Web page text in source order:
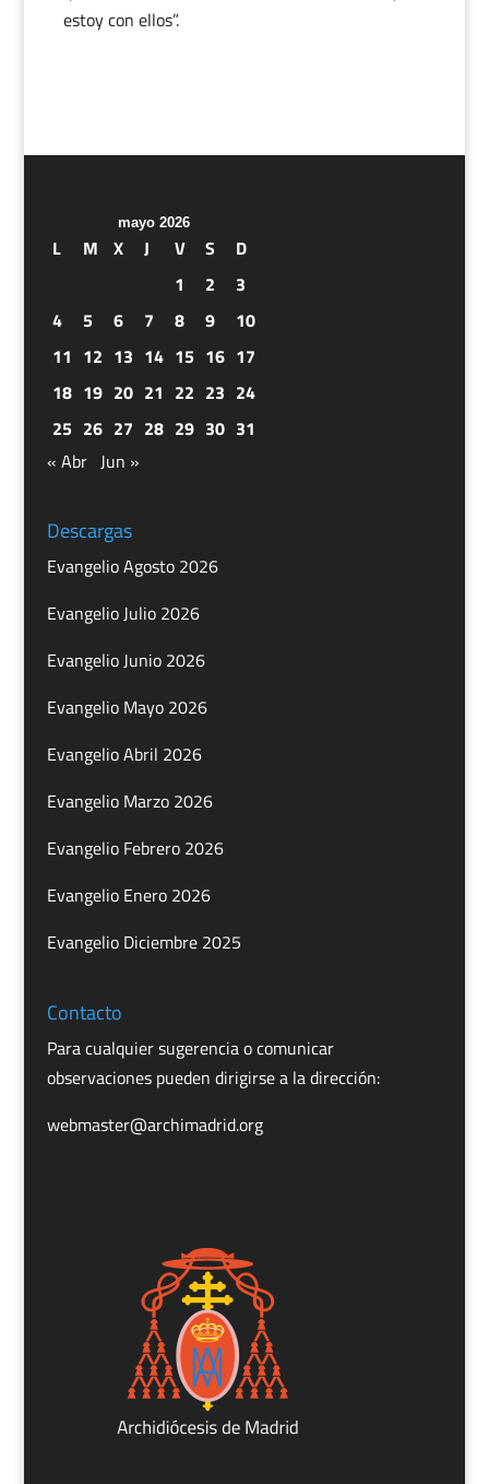
estoy con ellos”.
mayo 2026
L M X J V S
D
1
2
3
4
5 6 7 8 9
10
11 12 13 14 15 16 17
18 19 20 21 22 23 24
25 26 27 28 29 30 31
« Abr Jun »
Descargas
Evangelio Agosto 2026
Evangelio Julio 2026
Evangelio Junio 2026
Evangelio Mayo 2026
Evangelio Abril 2026
Evangelio Marzo 2026
Evangelio Febrero 2026
Evangelio Enero 2026
Evangelio Diciembre 2025
Contacto
Para cualquier sugerencia o comunicar
observaciones pueden dirigirse a la dirección:
webmaster@archimadrid.org